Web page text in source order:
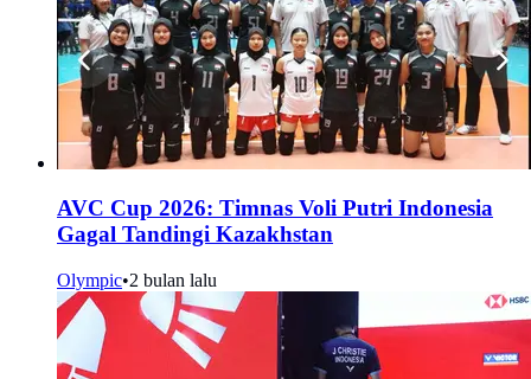
AVC Cup 2026: Timnas Voli Putri Indonesia
Gagal Tandingi Kazakhstan
Olympic•2 bulan lalu